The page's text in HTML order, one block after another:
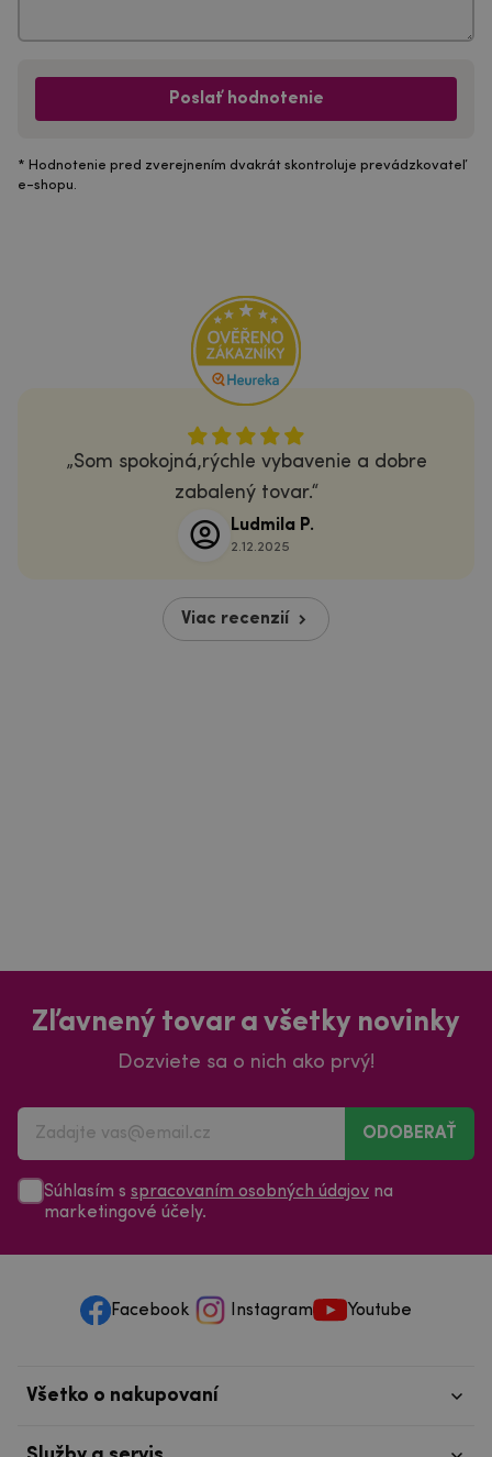
Poslať hodnotenie
* Hodnotenie pred zverejnením dvakrát skontroluje prevádzkovateľ
e-shopu.
Som spokojná,rýchle vybavenie a dobre
zabalený tovar.
Ludmila P.
2.12.2025
Viac recenzií
Zľavnený tovar a všetky novinky
Dozviete sa o nich ako prvý!
ODOBERAŤ
Súhlasím s spracovaním osobných údajov na
marketingové účely.
Facebook Instagram Youtube
Všetko o nakupovaní